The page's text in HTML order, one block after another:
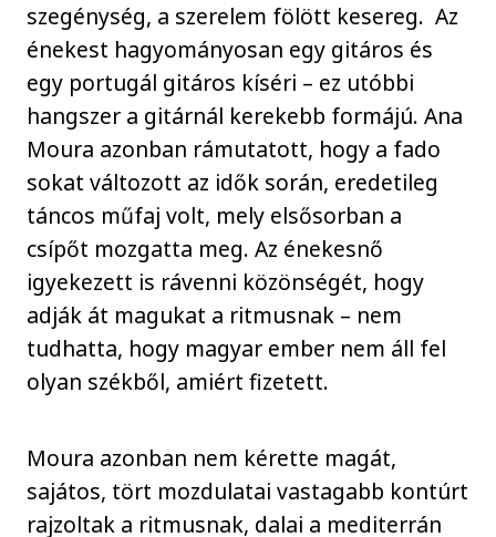
szegénység, a szerelem fölött kesereg. Az
énekest hagyományosan egy gitáros és
egy portugál gitáros kíséri – ez utóbbi
hangszer a gitárnál kerekebb formájú. Ana
Moura azonban rámutatott, hogy a fado
sokat változott az idők során, eredetileg
táncos műfaj volt, mely elsősorban a
csípőt mozgatta meg. Az énekesnő
igyekezett is rávenni közönségét, hogy
adják át magukat a ritmusnak – nem
tudhatta, hogy magyar ember nem áll fel
olyan székből, amiért fizetett.
Moura azonban nem kérette magát,
sajátos, tört mozdulatai vastagabb kontúrt
rajzoltak a ritmusnak, dalai a mediterrán